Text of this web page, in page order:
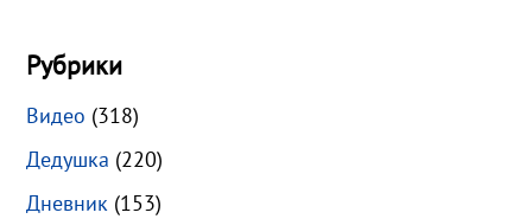
Рубрики
Видео (318)
Дедушка (220)
Дневник (153)